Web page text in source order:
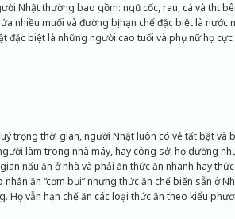
Nhật thường bao gồm: ngũ cốc, rau, cá và thịt
nhiều muối và đường bị hạn chế đặc biệt là
đặc biệt là những người cao tuổi và phụ nữ họ
trọng thời gian, người Nhật luôn có vẻ tất bật và
làm trong nhà máy, hay công sở, họ dường
nấu ăn ở nhà và phải ăn thức ăn nhanh hay
ăn “cơm bụi” nhưng thức ăn chế biến sẵn ở
Họ vẫn hạn chế ăn các loại thức ăn theo kiểu